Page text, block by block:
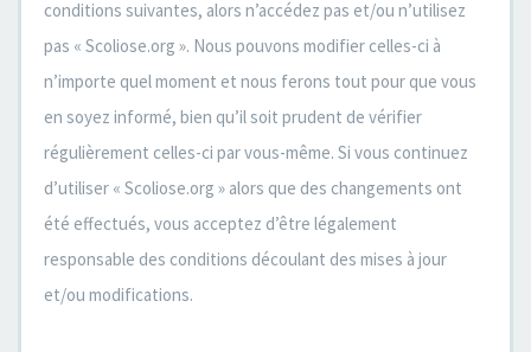
conditions suivantes, alors n’accédez pas et/ou n’utilisez
pas « Scoliose.org ». Nous pouvons modifier celles-ci à
n’importe quel moment et nous ferons tout pour que vous
en soyez informé, bien qu’il soit prudent de vérifier
régulièrement celles-ci par vous-même. Si vous continuez
d’utiliser « Scoliose.org » alors que des changements ont
été effectués, vous acceptez d’être légalement
responsable des conditions découlant des mises à jour
et/ou modifications.